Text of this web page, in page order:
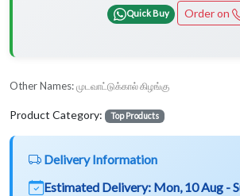
Quick Buy Order on
Other Names: முடவாட்டுக்கால் கிழங்கு
Product Category: Top Products
Delivery Information
Estimated Delivery: Mon, 10 Aug -